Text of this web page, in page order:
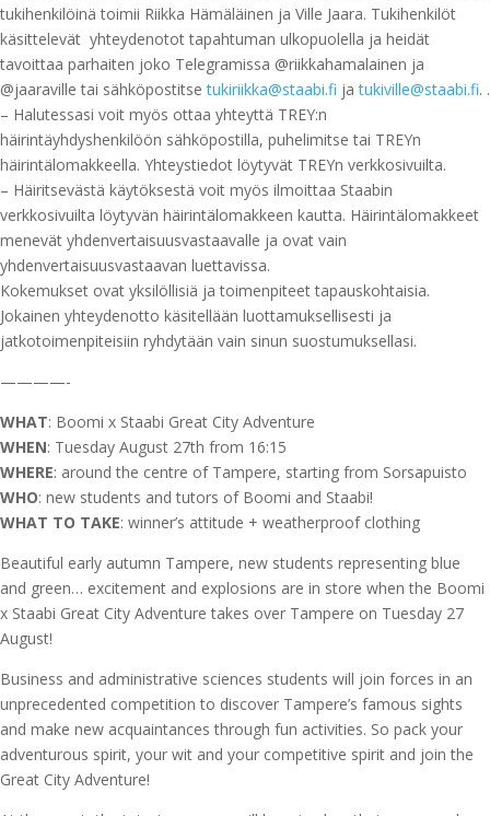
tukihenkilöinä toimii Riikka Hämäläinen ja Ville Jaara. Tukihenkilöt
käsittelevät yhteydenotot tapahtuman ulkopuolella ja heidät
tavoittaa parhaiten joko Telegramissa @riikkahamalainen ja
@jaaraville tai sähköpostitsetukiriikka@staabi.fi jatukiville@staabi.fi. .
– Halutessasi voit myös ottaa yhteyttä TREY:n
häirintäyhdyshenkilöön sähköpostilla, puhelimitse tai TREYn
häirintälomakkeella. Yhteystiedot löytyvät TREYn verkkosivuilta.
– Häiritsevästä käytöksestä voit myös ilmoittaa Staabin
verkkosivuilta löytyvän häirintälomakkeen kautta. Häirintälomakkeet
menevät yhdenvertaisuusvastaavalle ja ovat vain
yhdenvertaisuusvastaavan luettavissa.
Kokemukset ovat yksilöllisiä ja toimenpiteet tapauskohtaisia.
Jokainen yhteydenotto käsitellään luottamuksellisesti ja
jatkotoimenpiteisiin ryhdytään vain sinun suostumuksellasi.
————-
WHAT: Boomi x Staabi Great City Adventure
WHEN: Tuesday August 27th from 16:15
WHERE: around the centre of Tampere, starting from Sorsapuisto
WHO: new students and tutors of Boomi and Staabi!
WHAT TO TAKE: winner’s attitude + weatherproof clothing
Beautiful early autumn Tampere, new students representing blue
and green… excitement and explosions are in store when the Boomi
x Staabi Great City Adventure takes over Tampere on Tuesday 27
August!
Business and administrative sciences students will join forces in an
unprecedented competition to discover Tampere’s famous sights
and make new acquaintances through fun activities. So pack your
adventurous spirit, your wit and your competitive spirit and join the
Great City Adventure!